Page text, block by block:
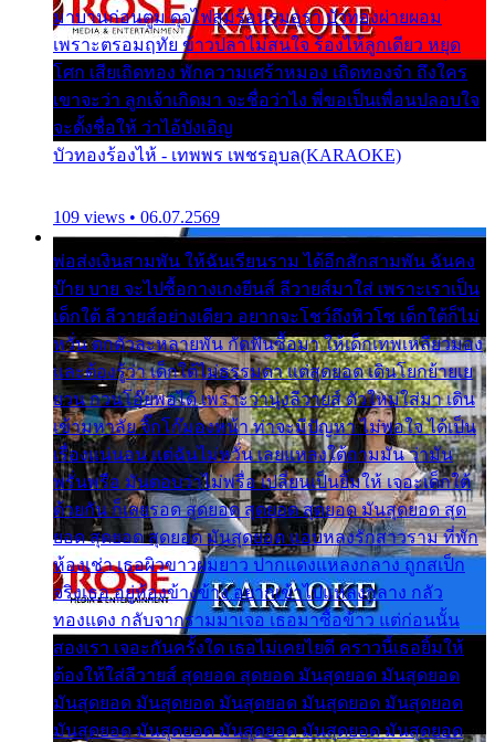
มาบานก่อนตูม ดุจไฟสุมร้อนรุมอุรา บัวทองผ่ายผอม
เพราะตรอมฤทัย ข้าวปลาไม่สนใจ ร้องไห้ลูกเดียว หยุด
โศก เสียเถิดทอง พักความเศร้าหมอง เถิดทองจ๋า ถึงใคร
เขาจะว่า ลูกเจ้าเกิดมา จะชื่อว่าไง พี่ขอเป็นเพื่อนปลอบใจ
จะตั้งชื่อให้ ว่าไอ้บังเอิญ
บัวทองร้องไห้ - เทพพร เพชรอุบล(KARAOKE)
109 views • 06.07.2569
พ่อส่งเงินสามพัน ให้ฉันเรียนราม ได้อีกสักสามพัน ฉันคง
บ๊าย บาย จะไปซื้อกางเกงยีนส์ ลีวายส์มาใส่ เพราะเราเป็น
เด็กใต้ ลีวายส์อย่างเดียว อยากจะโชว์ถึงหิวโซ เด็กใต้ก็ไม่
หวั่น ตกตัวละหลายพัน กัดฟันซื้อมา ให้เด็กเทพเหลียวมอง
และต้องรู้ว่า เด็กใต้ไม่ธรรมดา แต่สุดยอด เดินโยกย้ายเย
ยวน กวนโอ๊ยพอได้ เพราะว่านุ่งลีวายส์ ตัวใหม่ใส่มา เดิน
เข้ามหาลัย จิ๊กโก๊มองหน้า ท่าจะมีปัญหา ไม่พอใจ ได้เป็น
เรื่องแน่นอน แต่ฉันไม่หวั่น เลยแหลงใต้ถามมัน ว่ามัน
พรั่นพรือ มันตอบว่าไม่พรื่อ เปลี่ยนเป็นยิ้มให้ เจอะเด็กใต้
ด้วยกัน ก็เลยรอด สุดยอด สุดยอด สุดยอด มันสุดยอด สุด
ยอด สุดยอด สุดยอด มันสุดยอด แอบหลงรักสาวราม ที่พัก
ห้องเช่า เธอผิวขาวผมยาว ปากแดงแหลงกลาง ถูกสเป็ก
จริงเธอ อยู่ห้องข้างข้าง อยากเข้าไปแหลงกลาง กลัว
ทองแดง กลับจากรามมาเจอ เธอมาซื้อข้าว แต่ก่อนนั้น
สองเรา เจอะกันครั้งใด เธอไม่เคยไยดี คราวนี้เธอยิ้มให้
ต้องให้ใส่ลีวายส์ สุดยอด สุดยอด มันสุดยอด มันสุดยอด
มันสุดยอด มันสุดยอด มันสุดยอด มันสุดยอด มันสุดยอด
มันสุดยอด มันสุดยอด มันสุดยอด มันสุดยอด มันสุดยอด